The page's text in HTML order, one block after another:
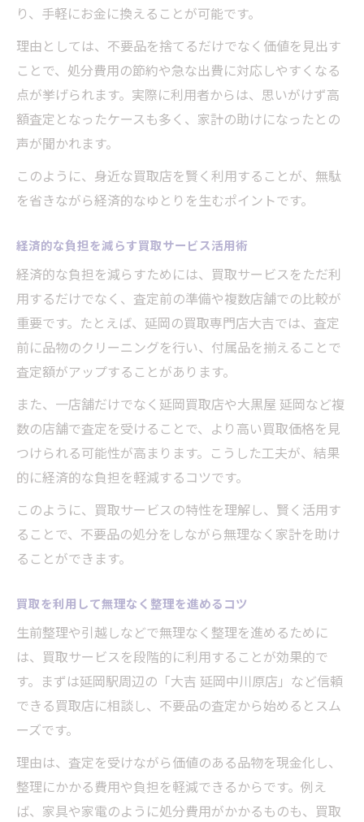
り、手軽にお金に換えることが可能です。
理由としては、不要品を捨てるだけでなく価値を見出す
ことで、処分費用の節約や急な出費に対応しやすくなる
点が挙げられます。実際に利用者からは、思いがけず高
額査定となったケースも多く、家計の助けになったとの
声が聞かれます。
このように、身近な買取店を賢く利用することが、無駄
を省きながら経済的なゆとりを生むポイントです。
経済的な負担を減らす買取サービス活用術
経済的な負担を減らすためには、買取サービスをただ利
用するだけでなく、査定前の準備や複数店舗での比較が
重要です。たとえば、延岡の買取専門店大吉では、査定
前に品物のクリーニングを行い、付属品を揃えることで
査定額がアップすることがあります。
また、一店舗だけでなく延岡買取店や大黒屋 延岡など複
数の店舗で査定を受けることで、より高い買取価格を見
つけられる可能性が高まります。こうした工夫が、結果
的に経済的な負担を軽減するコツです。
このように、買取サービスの特性を理解し、賢く活用す
ることで、不要品の処分をしながら無理なく家計を助け
ることができます。
買取を利用して無理なく整理を進めるコツ
生前整理や引越しなどで無理なく整理を進めるために
は、買取サービスを段階的に利用することが効果的で
す。まずは延岡駅周辺の「大吉 延岡中川原店」など信頼
できる買取店に相談し、不要品の査定から始めるとスム
ーズです。
理由は、査定を受けながら価値のある品物を現金化し、
整理にかかる費用や負担を軽減できるからです。例え
ば、家具や家電のように処分費用がかかるものも、買取